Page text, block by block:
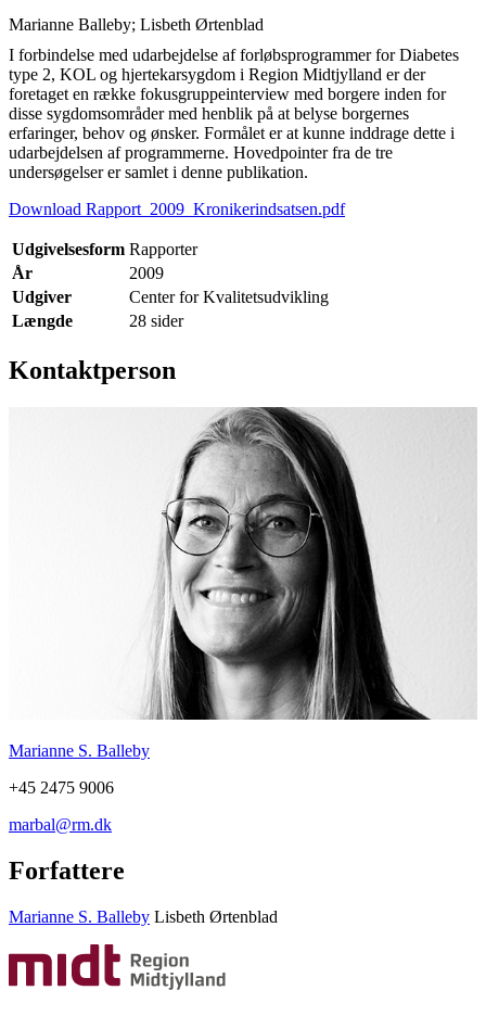
Marianne Balleby; Lisbeth Ørtenblad
I forbindelse med udarbejdelse af forløbsprogrammer for Diabetes
type 2, KOL og hjertekarsygdom i Region Midtjylland er der
foretaget en række fokusgruppeinterview med borgere inden for
disse sygdomsområder med henblik på at belyse borgernes
erfaringer, behov og ønsker. Formålet er at kunne inddrage dette i
udarbejdelsen af programmerne. Hovedpointer fra de tre
undersøgelser er samlet i denne publikation.
Download Rapport_2009_Kronikerindsatsen.pdf
Udgivelsesform Rapporter
År
2009
Udgiver
Center for Kvalitetsudvikling
Længde
28 sider
Kontaktperson
Marianne S. Balleby
+45 2475 9006
marbal@rm.dk
Forfattere
Marianne S. Balleby Lisbeth Ørtenblad